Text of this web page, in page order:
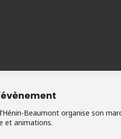
Beaumont organise son
et animations.